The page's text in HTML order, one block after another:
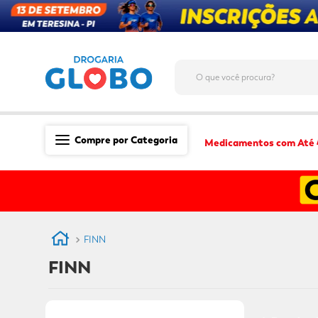
Compre por Categoria
Mãe e Filho
Higiene & Beleza
Medicamentos com Até
FINN
FINN